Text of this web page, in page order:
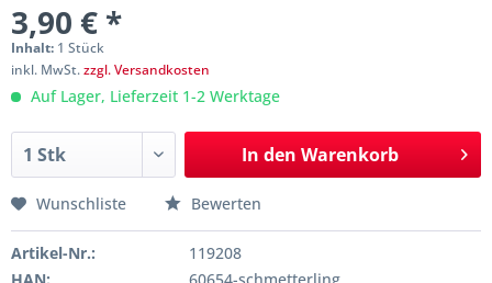
3,90 € *
Inhalt: 1 Stück
inkl. MwSt.zzgl. Versandkosten
Auf Lager, Lieferzeit 1-2 Werktage
In den Warenkorb
Wunschliste Bewerten
Artikel-Nr.:
119208